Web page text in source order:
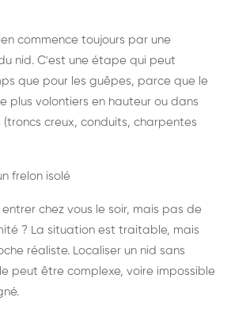
commence toujours par une
nid. C'est une étape qui peut
que pour les guêpes, parce que le
plus volontiers en hauteur ou dans
creux, conduits, charpentes
frelon isolé
entrer chez vous le soir, mais pas de
? La situation est traitable, mais
réaliste. Localiser un nid sans
peut être complexe, voire impossible